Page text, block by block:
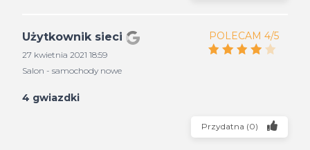
Użytkownik sieci
27 kwietnia 2021 18:59
Salon - samochody nowe
POLECAM 4/5
4 gwiazdki
Przydatna (0)